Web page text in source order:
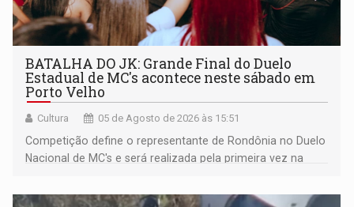
BATALHA DO JK: Grande Final do Duelo
Estadual de MC's acontece neste sábado em
Porto Velho
Cultura 05 de Agosto de 2026 às 15:51
Competição define o representante de Rondônia no Duelo
Nacional de MC's e será realizada pela primeira vez na